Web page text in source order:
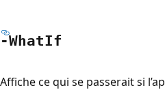
-WhatIf
Affiche ce qui se passerait si